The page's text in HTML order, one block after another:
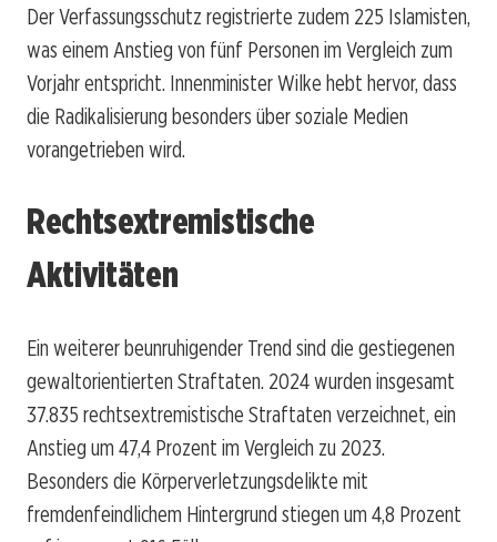
Der Verfassungsschutz registrierte zudem 225 Islamisten,
was einem Anstieg von fünf Personen im Vergleich zum
Vorjahr entspricht. Innenminister Wilke hebt hervor, dass
die Radikalisierung besonders über soziale Medien
vorangetrieben wird.
Rechtsextremistische
Aktivitäten
Ein weiterer beunruhigender Trend sind die gestiegenen
gewaltorientierten Straftaten. 2024 wurden insgesamt
37.835 rechtsextremistische Straftaten verzeichnet, ein
Anstieg um 47,4 Prozent im Vergleich zu 2023.
Besonders die Körperverletzungsdelikte mit
fremdenfeindlichem Hintergrund stiegen um 4,8 Prozent